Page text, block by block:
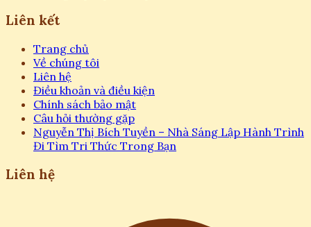
Liên kết
Trang chủ
Về chúng tôi
Liên hệ
Điều khoản và điều kiện
Chính sách bảo mật
Câu hỏi thường gặp
Nguyễn Thị Bích Tuyền – Nhà Sáng Lập Hành Trình
Đi Tìm Tri Thức Trong Bạn
Liên hệ